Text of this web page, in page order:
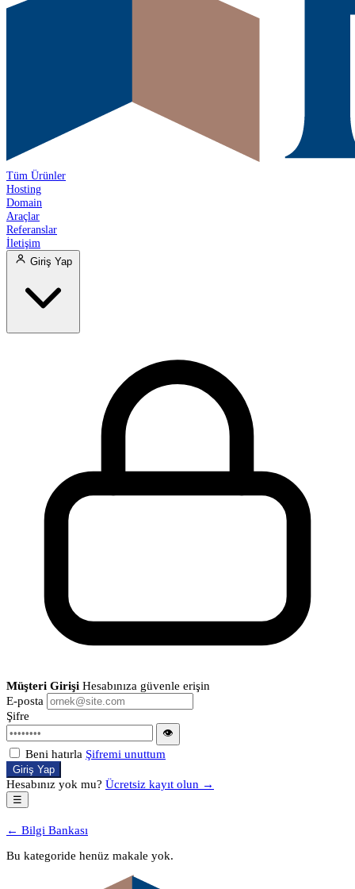
Tüm Ürünler
Hosting
Domain
Araçlar
Referanslar
İletişim
Giriş Yap
Müşteri Girişi Hesabınıza güvenle erişin
E-posta
Şifre
👁
Beni hatırla Şifremi unuttum
Giriş Yap
Hesabınız yok mu? Ücretsiz kayıt olun →
☰
← Bilgi Bankası
Bu kategoride henüz makale yok.